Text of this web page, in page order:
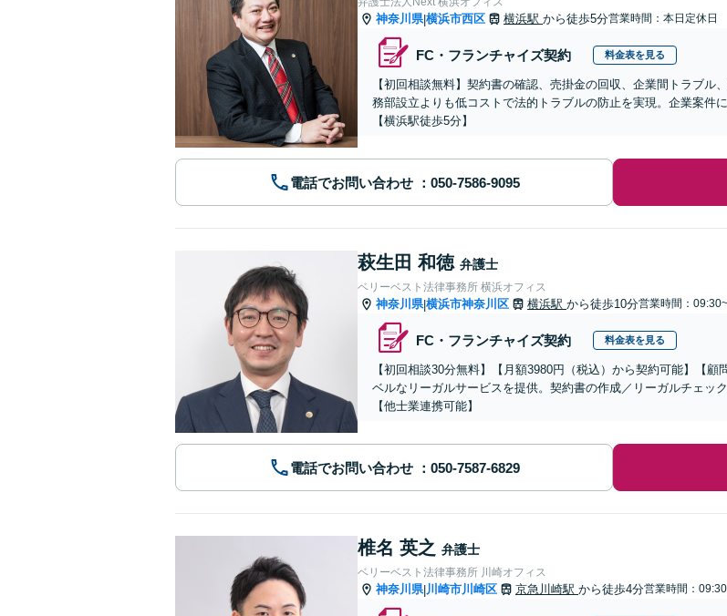
神奈川県|横浜市西区 横浜駅 から徒歩5分営業時間：本日定休日
FC・フランチャイズ契約 料金表を見る
【初回相談無料】契約書の確認、売掛金の回収、企業間トラブ
務部設立よりも低コストで法的トラブルの防止を実現。企業案件
【横浜駅徒歩5分】
電話でお問い合わせ
萩生田 和徳 弁護士
ベリーベスト法律事務所 横浜オフィス
神奈川県|横浜市神奈川区 横浜駅 から徒歩10分営業時間：
FC・フランチャイズ契約 料金表を見る
【初回相談30分無料】【月額3980円（税込）から契約可能】【
ベルなリーガルサービスを提供。契約書の作成／リーガルチェッ
【他士業連携可能】
電話でお問い合わせ
椎名 英之 弁護士
ベリーベスト法律事務所 川崎オフィス
神奈川県|川崎市川崎区 京急川崎駅 から徒歩4分営業時間：